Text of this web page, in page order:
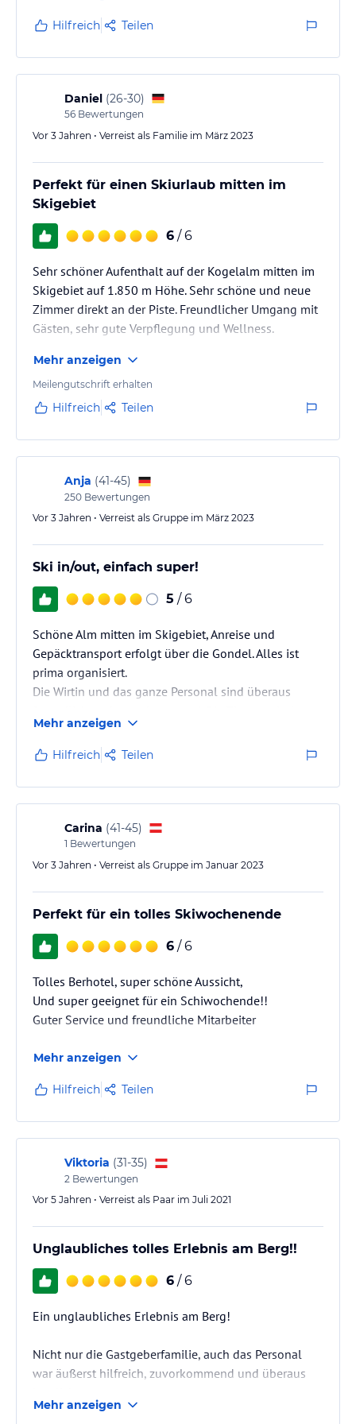
Es ist jedes Mal wie nach Hause kommen!
Hilfreich Teilen
Daniel (26-30)
56 Bewertungen
Vor 3 Jahren • Verreist als Familie im März 2023
Perfekt für einen Skiurlaub mitten im
Skigebiet
6 / 6
Sehr schöner Aufenthalt auf der Kogelalm mitten im
Skigebiet auf 1.850 m Höhe. Sehr schöne und neue
Zimmer direkt an der Piste. Freundlicher Umgang mit
Gästen, sehr gute Verpflegung und Wellness.
Mehr anzeigen
Meilengutschrift erhalten
Hilfreich Teilen
Anja (41-45)
250 Bewertungen
Vor 3 Jahren • Verreist als Gruppe im März 2023
Ski in/out, einfach super!
5 / 6
Schöne Alm mitten im Skigebiet, Anreise und
Gepäcktransport erfolgt über die Gondel. Alles ist
prima organisiert.
Die Wirtin und das ganze Personal sind überaus
sauber und mit allem nötigen ausgestattet. Teilweise
ist ein Balkon vorhanden.
Die Halbpension war immer lecker, es fehlte an
nichts.
Die Ruhe und morgens der direkte Start mit den
Skiern war toll!
Vielen Dank für eine schöne Urlaubswoche!
Mehr anzeigen
Hilfreich Teilen
Carina (41-45)
1 Bewertungen
Vor 3 Jahren • Verreist als Gruppe im Januar 2023
Perfekt für ein tolles Skiwochenende
6 / 6
Tolles Berhotel, super schöne Aussicht,
Und super geeignet für ein Schiwochende!!
Guter Service und freundliche Mitarbeiter
Mehr anzeigen
Hilfreich Teilen
Viktoria (31-35)
2 Bewertungen
Vor 5 Jahren • Verreist als Paar im Juli 2021
Unglaubliches tolles Erlebnis am Berg!!
6 / 6
Ein unglaubliches Erlebnis am Berg!
Nicht nur die Gastgeberfamilie, auch das Personal
war äußerst hilfreich, zuvorkommend und überaus
Mehr anzeigen